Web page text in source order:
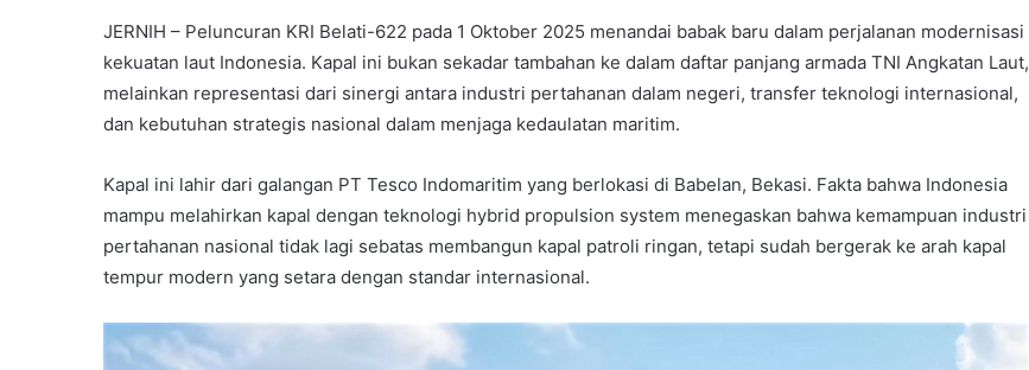
JERNIH – Peluncuran KRI Belati-622 pada 1 Oktober 2025 menandai babak baru dalam perjalanan modernisasi
kekuatan laut Indonesia. Kapal ini bukan sekadar tambahan ke dalam daftar panjang armada TNI Angkatan Laut,
melainkan representasi dari sinergi antara industri pertahanan dalam negeri, transfer teknologi internasional,
dan kebutuhan strategis nasional dalam menjaga kedaulatan maritim.
Kapal ini lahir dari galangan PT Tesco Indomaritim yang berlokasi di Babelan, Bekasi. Fakta bahwa Indonesia
mampu melahirkan kapal dengan teknologi hybrid propulsion system menegaskan bahwa kemampuan industri
pertahanan nasional tidak lagi sebatas membangun kapal patroli ringan, tetapi sudah bergerak ke arah kapal
tempur modern yang setara dengan standar internasional.